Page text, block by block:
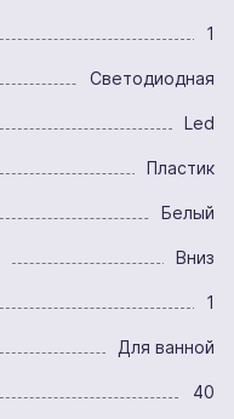
1
Светодиодная
Led
Пластик
Белый
Вниз
1
Для ванной
40